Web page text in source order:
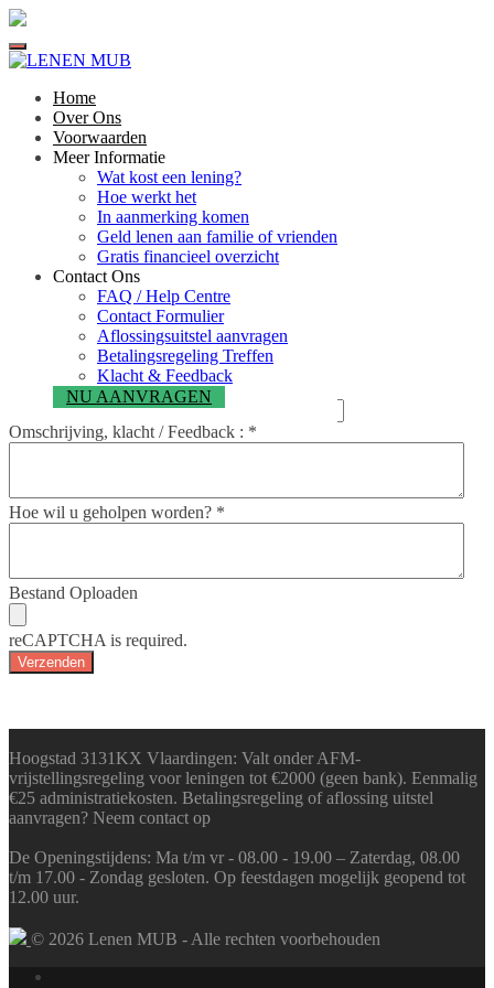
Menu
Home
Over Ons
Voorwaarden
Meer Informatie
Wat kost een lening?
Hoe werkt het
In aanmerking komen
Geld lenen aan familie of vrienden
Gratis financieel overzicht
Contact Ons
FAQ / Help Centre
Contact Formulier
Aflossingsuitstel aanvragen
Betalingsregeling Treffen
Klacht & Feedback
NU AANVRAGEN
Klacht & Meldpunt
Wat zou u willen indienen?
Uw bent?*
Uw Naam
*
Uw Telefoonnummer:*
Uw Email : *
Email Bevestigen:
Omschrijving, klacht / Feedback : *
Hoe wil u geholpen worden? *
Bestand Oploaden
reCAPTCHA is required.
Verzenden
Hoogstad 3131KX Vlaardingen: Valt onder AFM-
vrijstellingsregeling voor leningen tot €2000 (geen bank). Eenmalig
€25 administratiekosten. Betalingsregeling of aflossing uitstel
aanvragen? Neem contact op
De Openingstijdens: Ma t/m vr - 08.00 - 19.00 – Zaterdag, 08.00
t/m 17.00 - Zondag gesloten. Op feestdagen mogelijk geopend tot
12.00 uur.
© 2026 Lenen MUB - Alle rechten voorbehouden